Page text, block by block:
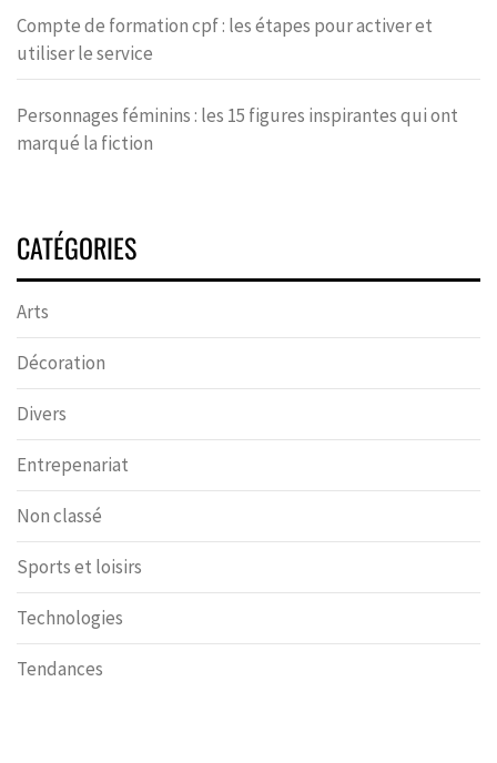
Compte de formation cpf : les étapes pour activer et
utiliser le service
Personnages féminins : les 15 figures inspirantes qui ont
marqué la fiction
CATÉGORIES
Arts
Décoration
Divers
Entrepenariat
Non classé
Sports et loisirs
Technologies
Tendances